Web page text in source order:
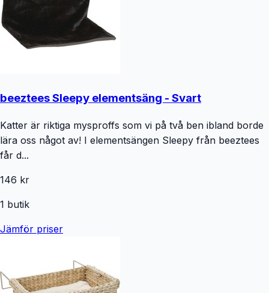
beeztees Sleepy elementsäng - Svart
Katter är riktiga mysproffs som vi på två ben ibland borde
lära oss något av! I elementsängen Sleepy från beeztees
får d...
146 kr
1 butik
Jämför priser